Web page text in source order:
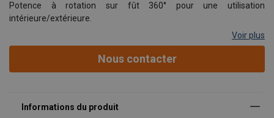
Potence à rotation sur fût 360° pour une utilisation
intérieure/extérieure.
La potence à rotation sur fût BOSS B est conçue pour effectuer
des travaux extraordinaires. Grâce à sa portée et à sa rotation
à 360°, la potence peut être utilisée dans les conditions les plus
Voir plus
Nous contacter